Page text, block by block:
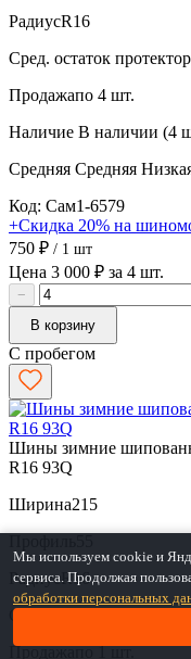
РадиусR16
Сред. остаток
Продажапо 4 шт.
Наличие В наличии (4
Средняя Средняя
Код: Сам1-6579
+Скидка 20% на
750 ₽ / 1 шт
Цена 3 000 ₽ за 4 шт.
−
В корзину
С пробегом
Шины зимние
R16 93Q
Ширина215
РадиусR16
Сред. остаток протектора
Продажапо 1 шт.
Мы используем cookie и
сервиса. Продолжая
обработки персональных